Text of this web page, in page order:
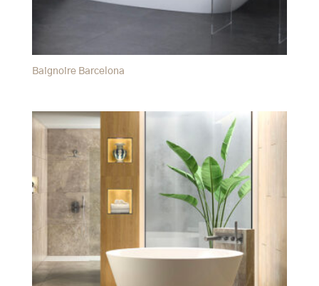
Baignoire Barcelona